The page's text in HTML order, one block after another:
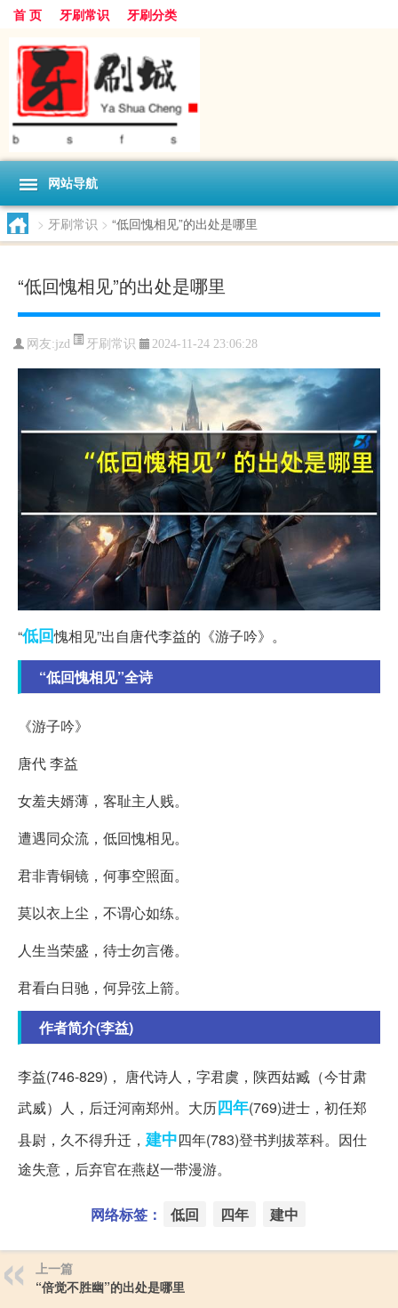
首 页 牙刷常识 牙刷分类
网站导航
> 牙刷常识 > “低回愧相见”的出处是哪里
“低回愧相见”的出处是哪里
网友:jzd 牙刷常识 2024-11-24 23:06:28
“低回愧相见”出自唐代李益的《游子吟》。
“低回愧相见”全诗
《游子吟》
唐代 李益
女羞夫婿薄，客耻主人贱。
遭遇同众流，低回愧相见。
君非青铜镜，何事空照面。
莫以衣上尘，不谓心如练。
人生当荣盛，待士勿言倦。
君看白日驰，何异弦上箭。
作者简介(李益)
李益(746-829)， 唐代诗人，字君虞，陕西姑臧（今甘肃
武威）人，后迁河南郑州。大历四年(769)进士，初任郑
县尉，久不得升迁， 建中四年(783)登书判拔萃科。因仕
途失意，后弃官在燕赵一带漫游。
网络标签： 低回 四年 建中
上一篇
“倍觉不胜幽”的出处是哪里